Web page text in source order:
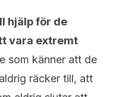
hjälp för de
vara extremt
som känner att de
räcker till, att